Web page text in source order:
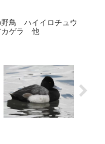
野鳥 ハイイロチュウ
ゲラ 他